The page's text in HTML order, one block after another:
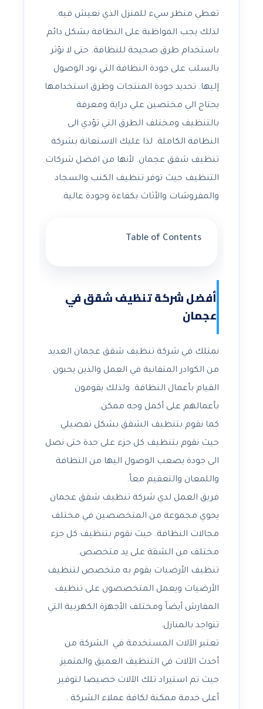
تعطي منظر سيء للمنزل الذي نعيش فيه.
لذلك يجب المواظبة على النظافة بشكل دائم
باستخدام طرق صحيحة للنظافة. حتى لا نؤثر
بالسلب على جودة النظافة التي نود الوصول
إليها. تحديد جودة المنتجات وطرق استخدامها
يحتاج الي مختصين علي دراية ومعرفة
بالتنظيف ومختلف الطرق التي تؤدي الى
النظافة الكاملة. لذا عليك الاستعانة بشركة
تنظيف شقق عجمان. لأنها من افضل شركات
التنظيف حيث توفر تنظيف الكنب والسجاد
والمفروشات والأثاث بكفاءة وجودة عالية.
Table of Contents
أفضل شركة تنظيف شقق في
عجمان
نمتلك في شركة تنظيف شقق عجمان العديد
من الكوادر المتفانية في العمل والذين يحبون
القيام بأعمال النظافة. ولذلك يقومون
بأعمالهم على أكمل وجه ممكن.
كما نقوم بتنظيف الشقق بشكل تفصيلي
حيث نقوم بتنظيف كل جزء على حدة حتى نصل
الى جودة يصعب الوصول اليها من النظافة
واللمعان والتعقيم معاً.
فريق العمل لدي شركة تنظيف شقق عجمان
يحوي مجموعة من المتخصصين في مختلف
مجالات النظافة. حيث نقوم بتنظيف كل جزء
مختلف من الشقة على يد متخصص.
تنظيف الأرضيات يقوم به متخصص لتنظيف
الأرضيات ويعمل المتخصصون على تنظيف
المفارش أيضاً ومختلف الأجهزة الكهربية التي
تتواجد بالمنازل.
تعتبر الآلات المستخدمة في الشركة من
أحدث الآلات في التنظيف العميق والمتميز.
حيث تم استيراد تلك الآلات خصيصا لتوفير
أعلى خدمة ممكنة لكافة عملاء الشركة .